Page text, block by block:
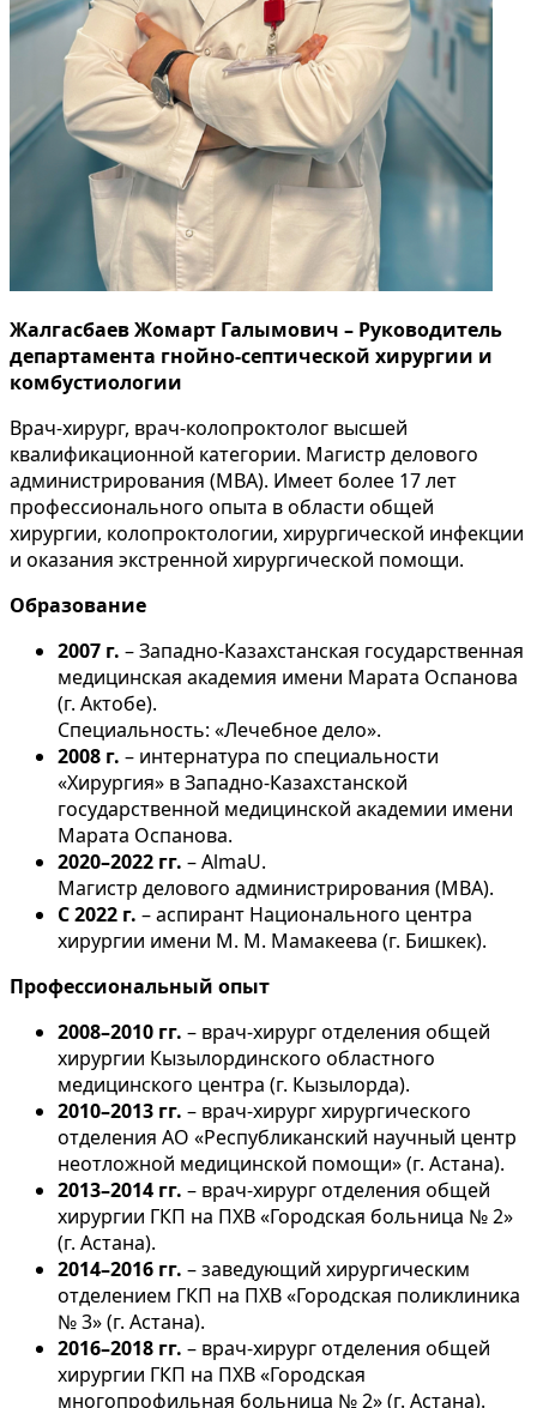
Жалгасбаев Жомарт Галымович – Руководитель
департамента гнойно-септической хирургии и
комбустиологии
Врач-хирург, врач-колопроктолог высшей
квалификационной категории. Магистр делового
администрирования (MBA). Имеет более 17 лет
профессионального опыта в области общей
хирургии, колопроктологии, хирургической инфекции
и оказания экстренной хирургической помощи.
Образование
2007 г. – Западно-Казахстанская государственная
медицинская академия имени Марата Оспанова
(г. Актобе).
Специальность: «Лечебное дело».
2008 г. – интернатура по специальности
«Хирургия» в Западно-Казахстанской
государственной медицинской академии имени
Марата Оспанова.
2020–2022 гг. – AlmaU.
Магистр делового администрирования (MBA).
С 2022 г. – аспирант Национального центра
хирургии имени М. М. Мамакеева (г. Бишкек).
Профессиональный опыт
2008–2010 гг. – врач-хирург отделения общей
хирургии Кызылординского областного
медицинского центра (г. Кызылорда).
2010–2013 гг. – врач-хирург хирургического
отделения АО «Республиканский научный центр
неотложной медицинской помощи» (г. Астана).
2013–2014 гг. – врач-хирург отделения общей
хирургии ГКП на ПХВ «Городская больница № 2»
(г. Астана).
2014–2016 гг. – заведующий хирургическим
отделением ГКП на ПХВ «Городская поликлиника
№ 3» (г. Астана).
2016–2018 гг. – врач-хирург отделения общей
хирургии ГКП на ПХВ «Городская
многопрофильная больница № 2» (г. Астана).